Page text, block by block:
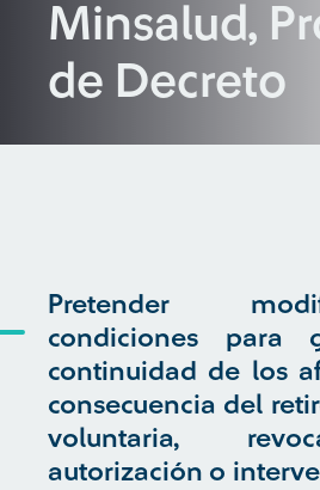
BuscarMinsalud,
de Decreto
Pretender
condiciones para
continuidad de los
consecuencia del
voluntaria,
autorización o